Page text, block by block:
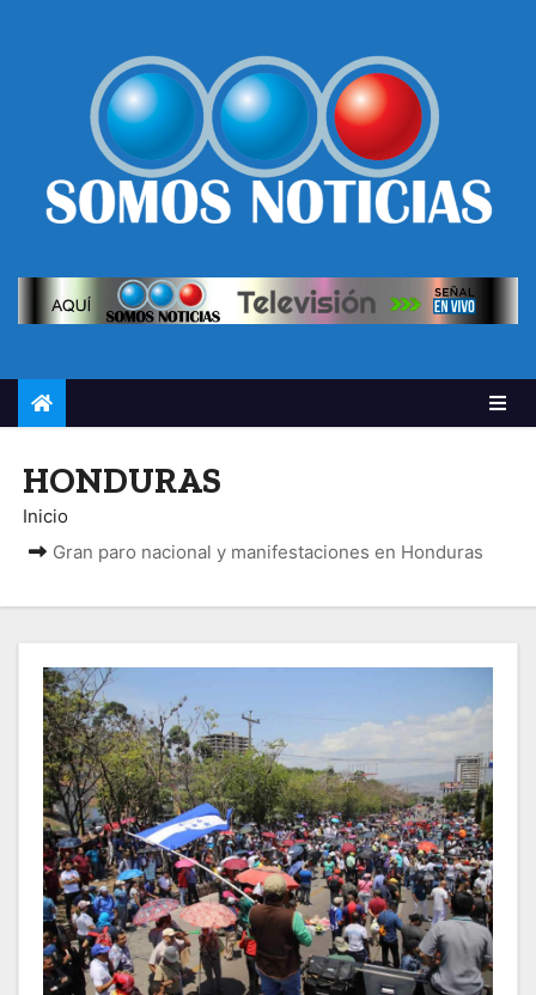
HONDURAS
Inicio
Gran paro nacional y manifestaciones en Honduras